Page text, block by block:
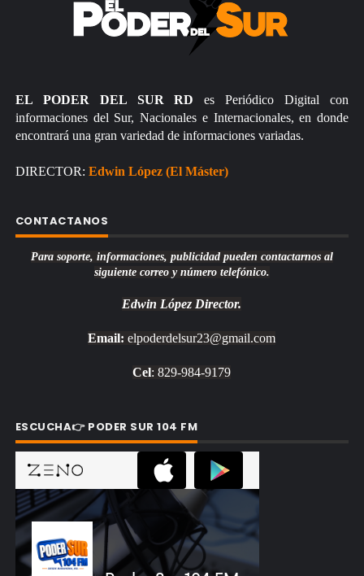
EL PODER DEL SUR RD es Periódico Digital con
informaciones del Sur, Nacionales e Internacionales, en donde
encontrará una gran variedad de informaciones variadas.
DIRECTOR: Edwin López (El Máster)
CONTACTANOS
Para soporte, informaciones, publicidad pueden contactarnos al
siguiente correo y número telefónico.
Edwin López Director.
Email: elpoderdelsur23@gmail.com
Cel: 829-984-9179
ESCUCHA👉 PODER SUR 104 FM